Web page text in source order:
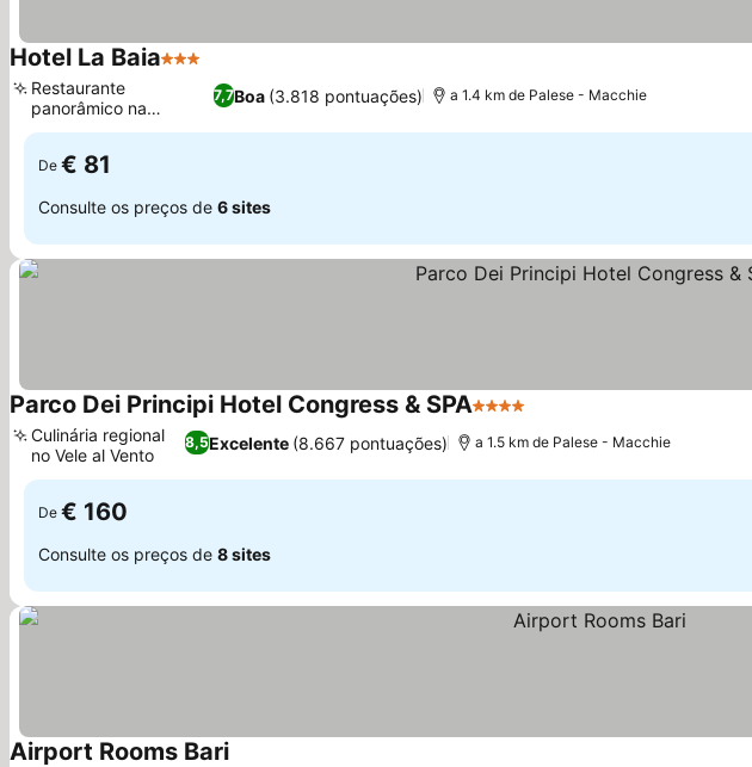
Hotel La Baia3 Estrelas
7,7Boa (3.818 pontuações)
Restaurante
panorâmico na
cobertura
a 1.4 km de Palese - Macchie
De € 81
Consulte os preços de 6 sites
Parco Dei Principi Hotel Congress & SPA4 Estrelas
8,5Excelente (8.667 pontuações)
Culinária regional
no Vele al Vento
a 1.5 km de Palese - Macchie
De € 160
Consulte os preços de 8 sites
Airport Rooms Bari